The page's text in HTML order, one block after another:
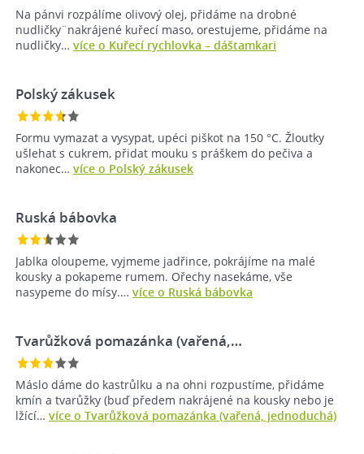
Na pánvi rozpálíme olivový olej, přidáme na drobné
nudličky¨nakrájené kuřecí maso, orestujeme, přidáme na
nudličky… více o Kuřecí rychlovka – dáštamkari
Polský zákusek
Formu vymazat a vysypat, upéci piškot na 150 °C. Žloutky
ušlehat s cukrem, přidat mouku s práškem do pečiva a
nakonec… více o Polský zákusek
Ruská bábovka
Jablka oloupeme, vyjmeme jadřince, pokrájíme na malé
kousky a pokapeme rumem. Ořechy nasekáme, vše
nasypeme do mísy.… více o Ruská bábovka
Tvarůžková pomazánka (vařená,…
Máslo dáme do kastrůlku a na ohni rozpustíme, přidáme
kmín a tvarůžky (buď předem nakrájené na kousky nebo je
lžící… více o Tvarůžková pomazánka (vařená, jednoduchá)